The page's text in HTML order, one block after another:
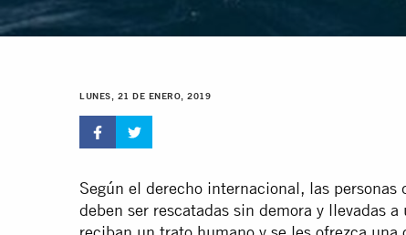
LUNES, 21 DE ENERO, 2019
Según el derecho internacional, las
deben ser rescatadas sin demora y llevadas